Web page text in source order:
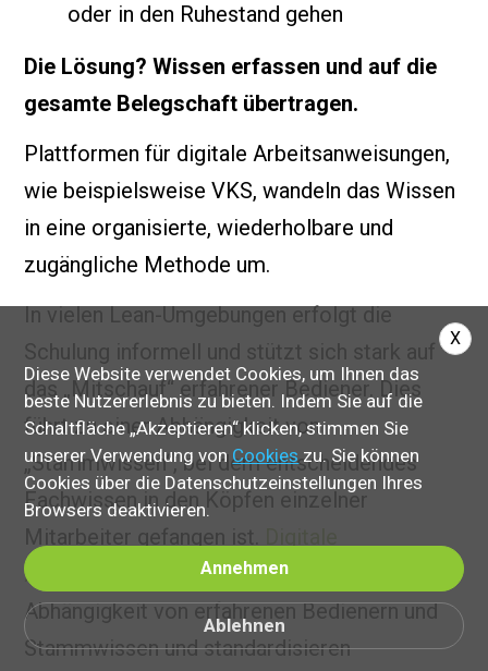
oder in den Ruhestand gehen
Die Lösung? Wissen erfassen und auf die
gesamte Belegschaft übertragen.
Plattformen für digitale Arbeitsanweisungen,
wie beispielsweise VKS, wandeln das Wissen
in eine organisierte, wiederholbare und
zugängliche Methode um.
In vielen Lean-Umgebungen erfolgt die
Schulung informell und stützt sich stark auf
das „Mitschauf“ erfahrener Bediener. Dies
führt zu einer Abhängigkeit von
„Stammwissen“, bei dem entscheidendes
Fachwissen in den Köpfen einzelner
Mitarbeiter gefangen ist.
Arbeitsanweisungenverringern die
Abhängigkeit von erfahrenen Bedienern und
Stammwissen und standardisieren
Diese Website verwendet Cookies, um Ihnen das
beste Nutzererlebnis zu bieten. Indem Sie auf die
Schaltfläche „Akzeptieren“ klicken, stimmen Sie
unserer Verwendung vonCookieszu. Sie können
Cookies über die Datenschutzeinstellungen Ihres
Browsers deaktivieren.
Annehmen
Ablehnen
X